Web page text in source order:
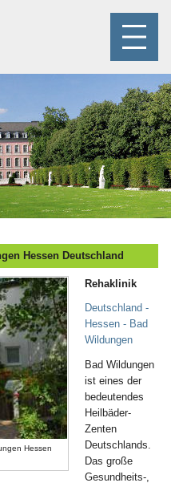
Hessen Deutschland
Hessen
Rehaklinik
Deutschland -
Hessen - Bad
Wildungen
Bad Wildungen
ist eines der
bedeutendes
Heilbäder-
Zenten
Deutschlands.
Das große
Gesundheits-,